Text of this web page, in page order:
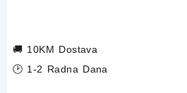
🚚 10KM Dostava
🕑 1-2 Radna Dana